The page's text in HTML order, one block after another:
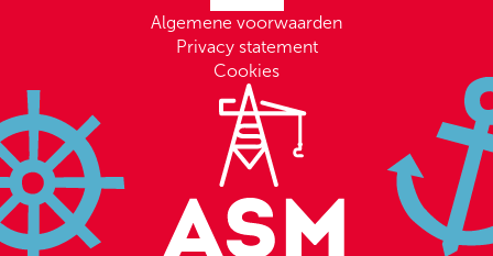
Algemene voorwaarden
Privacy statement
Cookies